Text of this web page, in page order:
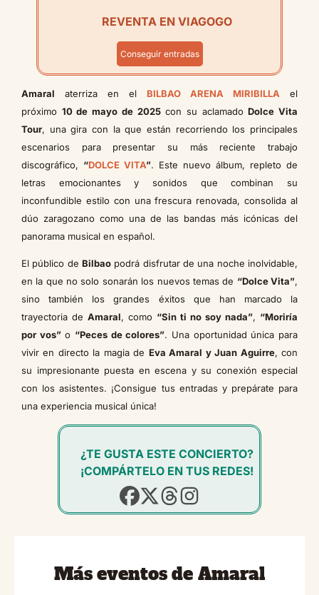
REVENTA EN VIAGOGO
Conseguir entradas
Amaral aterriza en el BILBAO ARENA MIRIBILLA el
próximo 10 de mayo de 2025con su aclamadoDolce Vita
Tour, una gira con la que están recorriendo los principales
escenarios para presentar su más reciente trabajo
discográfico, “DOLCE VITA”. Este nuevo álbum, repleto de
letras emocionantes y sonidos que combinan su
inconfundible estilo con una frescura renovada, consolida al
dúo zaragozano como una de las bandas más icónicas del
panorama musical en español.
El público de Bilbao podrá disfrutar de una noche inolvidable,
en la que no solo sonarán los nuevos temas de “Dolce Vita”,
sino también los grandes éxitos que han marcado la
trayectoria de Amaral, como “Sin ti no soy nada”, “Moriría
por vos”o “Peces de colores”. Una oportunidad única para
vivir en directo la magia de Eva Amaral y Juan Aguirre, con
su impresionante puesta en escena y su conexión especial
con los asistentes. ¡Consigue tus entradas y prepárate para
una experiencia musical única!
¿TE GUSTA ESTE CONCIERTO?
¡COMPÁRTELO EN TUS REDES!
Más eventos de Amaral